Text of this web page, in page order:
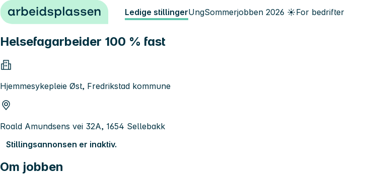
Hopp til innhold Ledige stillingerUngSommerjobben 2026 ☀️For bedrifter
Helsefagarbeider 100 % fast
Hjemmesykepleie Øst, Fredrikstad kommune
Roald Amundsens vei 32A, 1654 Sellebakk
Stillingsannonsen er inaktiv.
Om jobben